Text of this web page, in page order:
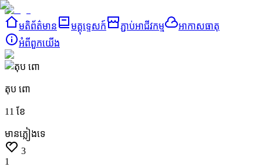
មតិព័ត៌មាន មគ្គុទ្ទេសក៍ ភ្ជាប់អាជីវកម្ម
អាកាសធាតុ
អំពី​ពួក​យើង
តុប ពោ
11 ខែ
មានភ្លៀងទេ
3
1